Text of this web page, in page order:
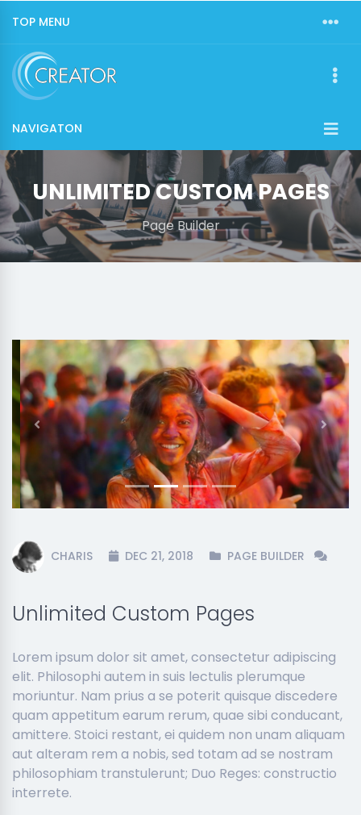
TOP MENU
NAVIGATON
UNLIMITED CUSTOM PAGES
Page Builder
Previous Next
CHARIS DEC 21, 2018 PAGE BUILDER
Unlimited Custom Pages
Lorem ipsum dolor sit amet, consectetur adipiscing
elit. Philosophi autem in suis lectulis plerumque
moriuntur. Nam prius a se poterit quisque discedere
quam appetitum earum rerum, quae sibi conducant,
amittere. Stoici restant, ei quidem non unam aliquam
aut alteram rem a nobis, sed totam ad se nostram
philosophiam transtulerunt; Duo Reges: constructio
interrete.